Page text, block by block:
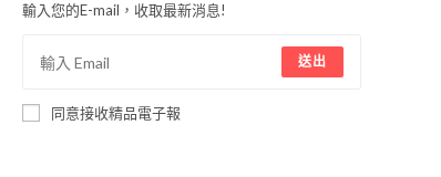
輸入您的E-mail，收取最新消息!
送出
同意接收精品電子報